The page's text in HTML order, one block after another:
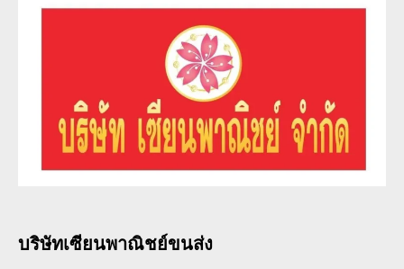
ขนส่ง
ครอบคลุม
ทั่ว
ประเทศ
บริษัทเซียนพาณิชย์ขนส่ง